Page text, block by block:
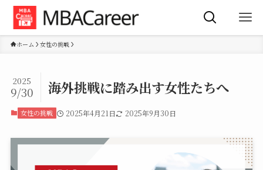
ホーム 女性の挑戦
海外挑戦に踏み出す女性たちへ
2025
9/30
女性の挑戦 2025年4月21日 2025年9月30日